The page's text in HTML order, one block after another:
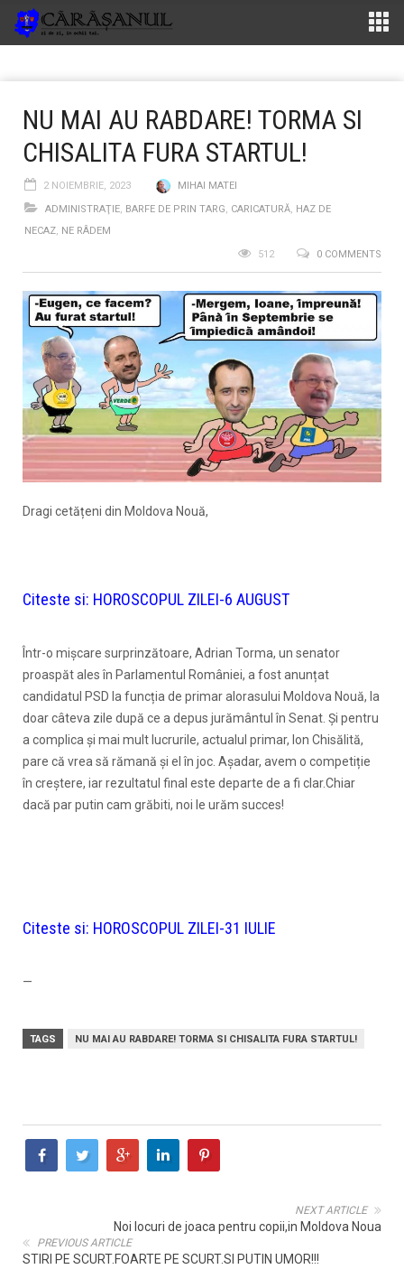
NU MAI AU RABDARE! TORMA SI
CHISALITA FURA STARTUL!
2 NOIEMBRIE, 2023
MIHAI MATEI
ADMINISTRAŢIE, BARFE DE PRIN TARG, CARICATURĂ, HAZ DE
NECAZ, NE RÂDEM
0 COMMENTS
512
Dragi cetățeni din Moldova Nouă,
Citeste si: HOROSCOPUL ZILEI-6 AUGUST
Într-o mișcare surprinzătoare, Adrian Torma, un senator
proaspăt ales în Parlamentul României, a fost anunțat
candidatul PSD la funcția de primar alorasului Moldova Nouă, la
doar câteva zile după ce a depus jurământul în Senat. Și pentru
a complica și mai mult lucrurile, actualul primar, Ion Chisălită,
pare că vrea să rămană și el în joc. Așadar, avem o competiție
în creștere, iar rezultatul final este departe de a fi clar.Chiar
dacă par putin cam grăbiti, noi le urăm succes!
Citeste si: HOROSCOPUL ZILEI-31 IULIE
—
TAGS NU MAI AU RABDARE! TORMA SI CHISALITA FURA STARTUL!
NEXT ARTICLE
Noi locuri de joaca pentru copii,in Moldova Noua
PREVIOUS ARTICLE
STIRI PE SCURT.FOARTE PE SCURT.SI PUTIN UMOR!!!